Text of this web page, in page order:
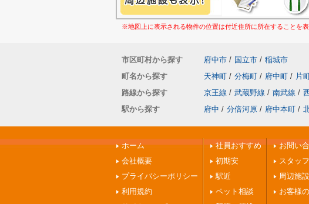
※地図上に表示される物件の位置は付近住所に所在することを
市区町村から探す 府中市 / 国立市 / 稲城市
町名から探す
天神町 / 分梅町 / 府中町 / 片
路線から探す
京王線 / 武蔵野線 / 南武線 /
駅から探す
府中 / 分倍河原 / 府中本町 /
ホーム
会社概要
プライバシーポリシー
利用規約
社員おすすめ
初期安
駅近
ペット相談
お問い
スタッ
周辺施設
お客様